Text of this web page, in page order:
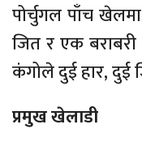
पोर्चुगल पाँच
जित र एक
कंगोले दुई हार, दुई
प्रमुख खेलाडी